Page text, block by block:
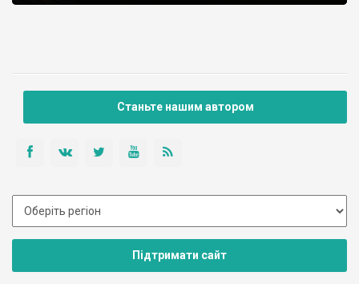
Станьте нашим автором
Підтримати сайт